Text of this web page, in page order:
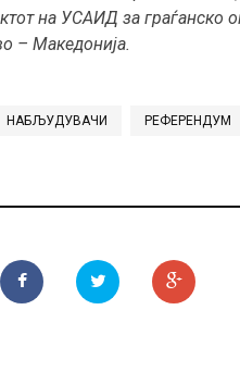
на УСАИД за граѓанско
– Македонија.
НАБЉУДУВАЧИ РЕФЕРЕНДУМ